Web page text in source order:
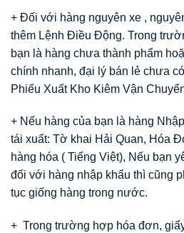
+ Đối với hàng nguyên xe ,
thêm Lệnh Điều Động. Trong
bạn là hàng chưa thành phẩm
chính nhanh, đại lý bán lẻ chưa
Phiếu Xuất Kho Kiêm Vận
+ Nếu hàng của bạn là hàng
tái xuất: Tờ khai Hải Quan, Hóa
hàng hóa ( Tiếng Việt), Nếu bạn
đối với hàng nhập khẩu thì cũng
tục giống hàng trong nước.
+ Trong trường hợp hóa đơn,